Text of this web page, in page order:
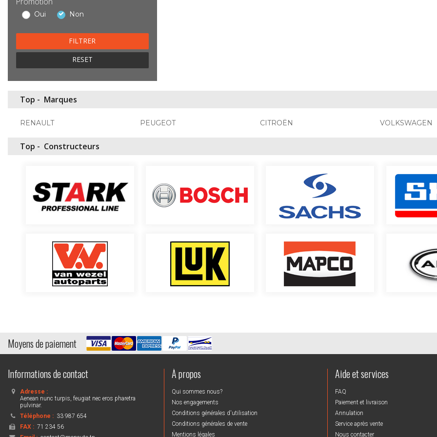
Oui Non
RESET
Top - Marques
RENAULT PEUGEOT CITROËN VOLKSWAGEN
Top - Constructeurs
Moyens de paiement
Informations de contact
Adresse :
Aenean nunc turpis, feugiat nec eros pharetra
pulvinar.
Téléphone : 33 987 654
FAX : 71 234 56
À propos
Qui sommes nous?
Nos engagements
Conditions générales d'utilisation
Conditions générales de vente
Mentions légales
Aide et services
FAQ
Paiement et livraison
Annulation
Service après vente
Nous contacter